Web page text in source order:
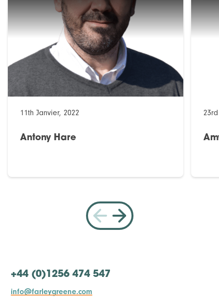
11th Janvier, 2022
Antony Hare
+44 (0)1256 474 547
info@farleygreene.com